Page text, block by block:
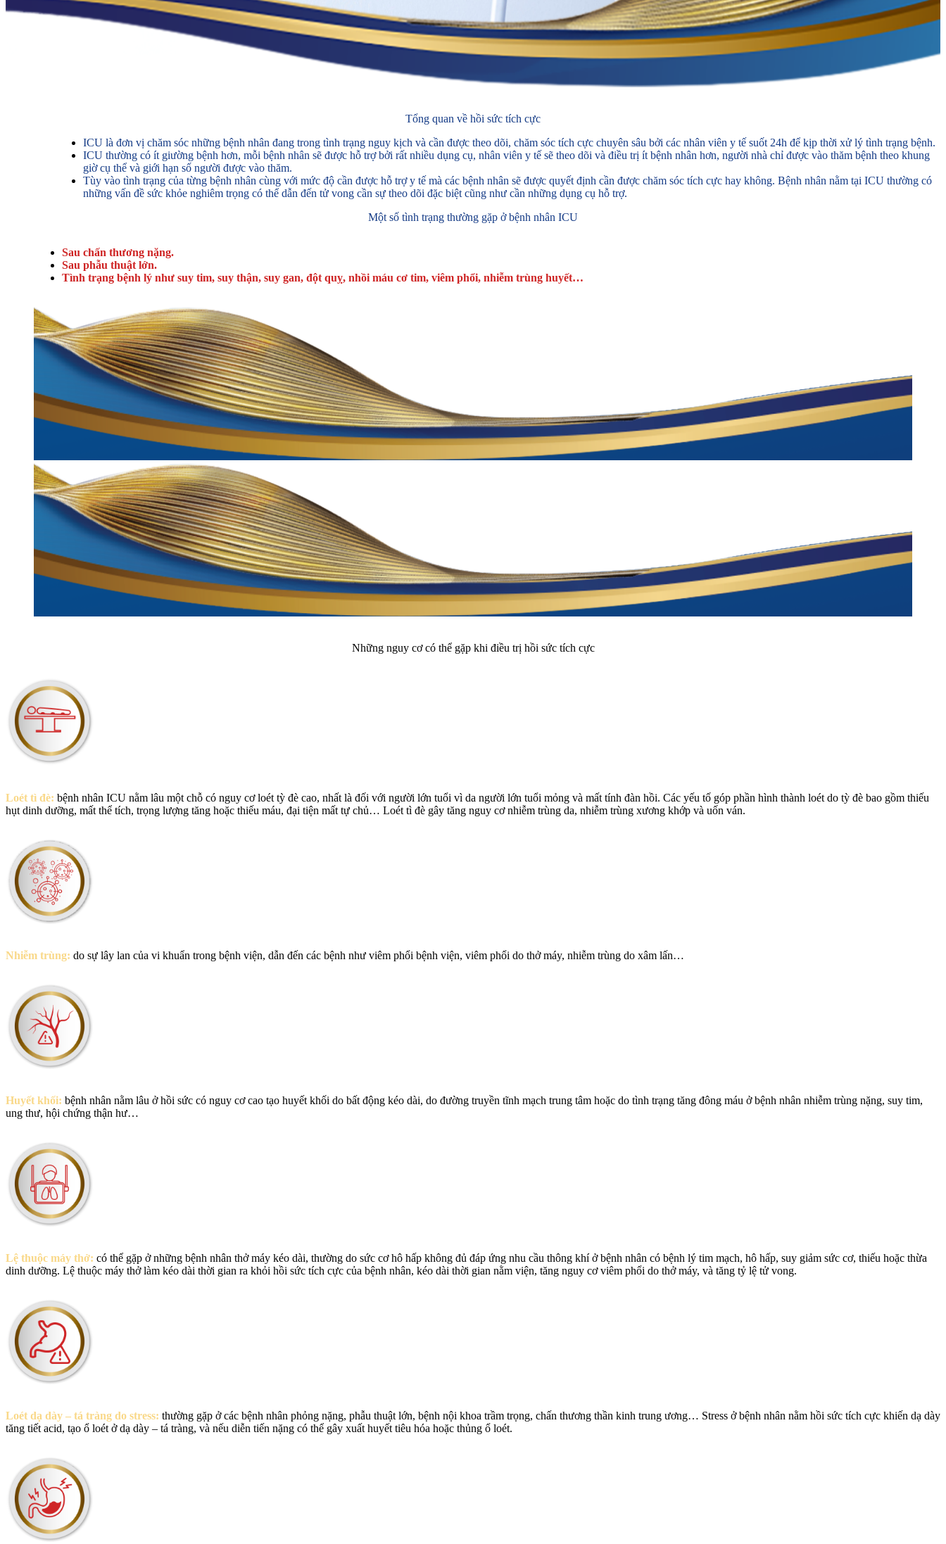
Tổng quan về hồi sức tích cực
ICU là đơn vị chăm sóc những bệnh nhân đang trong tình trạng nguy kịch và cần được theo dõi, chăm sóc tích cực chuyên sâu bởi các nhân viên y tế suốt 24h để kịp thời xử lý tình trạng bệnh.
ICU thường có ít giường bệnh hơn, mỗi bệnh nhân sẽ được hỗ trợ bởi rất nhiều dụng cụ, nhân viên y tế sẽ theo dõi và điều trị ít bệnh nhân hơn, người nhà chỉ được vào thăm bệnh theo khung
giờ cụ thể và giới hạn số người được vào thăm.
Tùy vào tình trạng của từng bệnh nhân cùng với mức độ cần được hỗ trợ y tế mà các bệnh nhân sẽ được quyết định cần được chăm sóc tích cực hay không. Bệnh nhân nằm tại ICU thường có
những vấn đề sức khỏe nghiêm trọng có thể dẫn đến tử vong cần sự theo dõi đặc biệt cũng như cần những dụng cụ hỗ trợ.
Một số tình trạng thường gặp ở bệnh nhân ICU
Sau chấn thương nặng.
Sau phẫu thuật lớn.
Tình trạng bệnh lý như suy tim, suy thận, suy gan, đột quỵ, nhồi máu cơ tim, viêm phổi, nhiễm trùng huyết…
Những nguy cơ có thể gặp khi điều trị hồi sức tích cực
Loét tì đè: bệnh nhân ICU nằm lâu một chỗ có nguy cơ loét tỳ đè cao, nhất là đối với người lớn tuổi vì da người lớn tuổi mỏng và mất tính đàn hồi. Các yếu tố góp phần hình thành loét do tỳ đè bao gồm thiếu
hụt dinh dưỡng, mất thể tích, trọng lượng tăng hoặc thiếu máu, đại tiện mất tự chủ… Loét tì đè gây tăng nguy cơ nhiễm trùng da, nhiễm trùng xương khớp và uốn ván.
Nhiễm trùng: do sự lây lan của vi khuẩn trong bệnh viện, dẫn đến các bệnh như viêm phổi bệnh viện, viêm phổi do thở máy, nhiễm trùng do xâm lấn…
Huyết khối: bệnh nhân nằm lâu ở hồi sức có nguy cơ cao tạo huyết khối do bất động kéo dài, do đường truyền tĩnh mạch trung tâm hoặc do tình trạng tăng đông máu ở bệnh nhân nhiễm trùng nặng, suy tim,
ung thư, hội chứng thận hư…
Lệ thuộc máy thở: có thể gặp ở những bệnh nhân thở máy kéo dài, thường do sức cơ hô hấp không đủ đáp ứng nhu cầu thông khí ở bệnh nhân có bệnh lý tim mạch, hô hấp, suy giảm sức cơ, thiếu hoặc thừa
dinh dưỡng. Lệ thuộc máy thở làm kéo dài thời gian ra khỏi hồi sức tích cực của bệnh nhân, kéo dài thời gian nằm viện, tăng nguy cơ viêm phổi do thở máy, và tăng tỷ lệ tử vong.
Loét dạ dày – tá tràng do stress: thường gặp ở các bệnh nhân phỏng nặng, phẫu thuật lớn, bệnh nội khoa trầm trọng, chấn thương thần kinh trung ương… Stress ở bệnh nhân nằm hồi sức tích cực khiến dạ dày
tăng tiết acid, tạo ổ loét ở dạ dày – tá tràng, và nếu diễn tiến nặng có thể gây xuất huyết tiêu hóa hoặc thủng ổ loét.